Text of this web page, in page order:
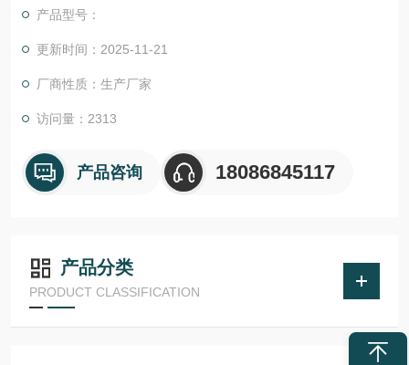
产品型号：
更新时间：2025-11-21
厂商性质：生产厂家
访问量：2313
产品咨询 18086845117
产品分类
PRODUCT CLASSIFICATION